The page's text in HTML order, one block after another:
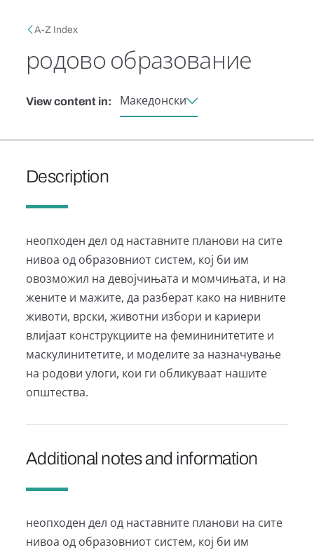
Breadcrumb
A-Z Index
родово образование
View content in: Македонски
Description
неопходен дел од наставните планови на сите
нивоа од образовниот систем, кој би им
овозможил на девојчињата и момчињата, и на
жените и мажите, да разберат како на нивните
животи, врски, животни избори и кариери
влијаат конструкциите на фемининитетите и
маскулинитетите, и моделите за назначување
на родови улоги, кои ги обликуваат нашите
општества.
Additional notes and information
неопходен дел од наставните планови на сите
нивоа од образовниот систем, кој би им